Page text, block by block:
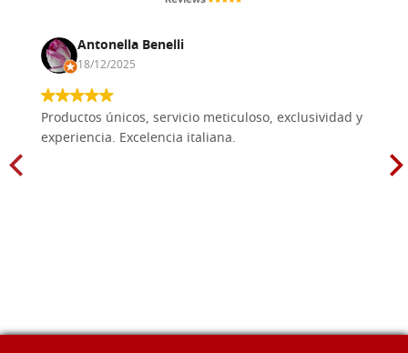
Antonella Benelli
18/12/2025
Productos únicos, servicio meticuloso, exclusividad y
experiencia. Excelencia italiana.